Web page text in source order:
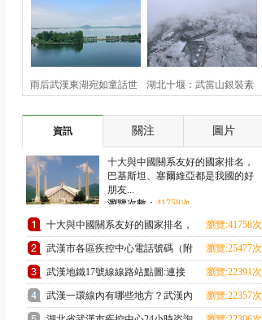
漢兩處地標煥新亮相
雨后武漢東湖宛如童話世 湖北十堰：武當山銀裝素
資訊
關注 圖片
十大與中國關系友好的國家排名，
巴基斯坦、塞爾維亞都是我國的好
朋友...
瀏覽次數： 41758次
十大與中國關系友好的國家排名，
巴基斯坦、塞爾維亞都是我國的好
朋友
瀏覽:41758次
武漢市各區疾控中心電話號碼（附
湖北17市疾控中心咨詢電話+地址
查詢+上班時間）
瀏覽:25477次
武漢地鐵17號線線路站點圖:連接
武漢三大火車站，從天河機場至黃
家湖大學城
瀏覽:22391次
武漢一環線內有哪些地方？武漢內
環線、二環線、三環線、四環線、
瀏覽:22357次